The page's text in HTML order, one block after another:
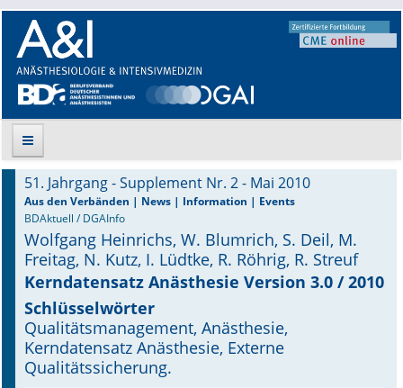
Suche
Aktuelle Ausgabe
Leitlinien
Archiv
Supplements
51. Jahrgang - Supplement Nr. 2 - Mai 2010
Aus den Verbänden | News | Information | Events
BDAktuell / DGAInfo
Wolfgang Heinrichs, W. Blumrich, S. Deil, M.
Freitag, N. Kutz, I. Lüdtke, R. Röhrig, R. Streuf
Kerndatensatz Anästhesie Version 3.0 / 2010
Schlüsselwörter
Qualitätsmanagement, Anästhesie,
Kerndatensatz Anästhesie, Externe
Qualitätssicherung.